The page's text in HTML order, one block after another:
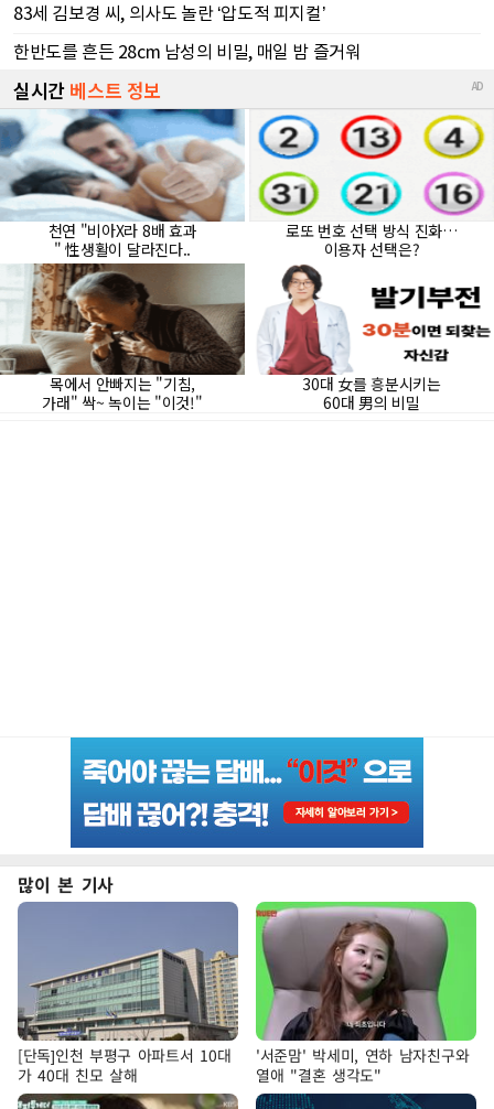
많이 본 기사
[단독]인천 부평구 아파트서 10대
가 40대 친모 살해
'서준맘' 박세미, 연하 남자친구와
열애 "결혼 생각도"